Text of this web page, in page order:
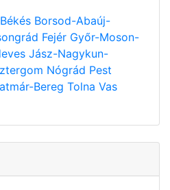
Békés Borsod-Abaúj-
Fejér Győr-Moson-
Jász-Nagykun-
Nógrád Pest
Bereg Tolna Vas